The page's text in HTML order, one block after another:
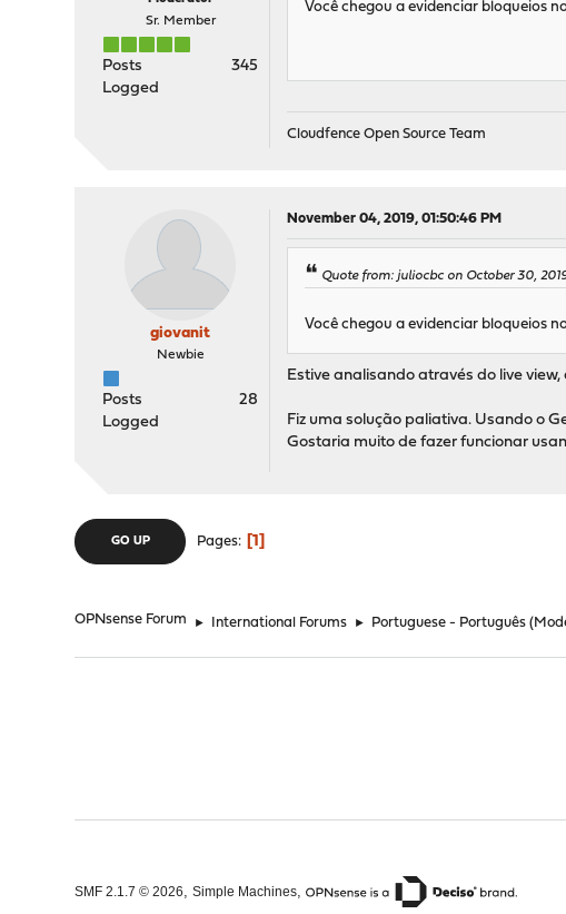
Sr. Member
Posts
345
Logged
Você chegou a evidenciar bloqueios
Cloudfence Open Source Team
giovanit
Newbie
Posts
28
Logged
November 04, 2019, 01:50:46 PM
Quote from: juliocbc on October 30,
Você chegou a evidenciar bloqueios
Estive analisando através do live
Fiz uma solução paliativa. Usando o
Gostaria muito de fazer funcionar
GO UP Pages 1
OPNsense Forum ► International Forums ► Portuguese - Português
SMF 2.1.7 © 2026,Simple Machines,